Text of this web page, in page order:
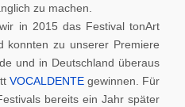
zu machen.
in 2015 das Festival tonArt
konnten zu unserer Premiere
und in Deutschland überaus
VOCALDENTE gewinnen. Für
bereits ein Jahr später